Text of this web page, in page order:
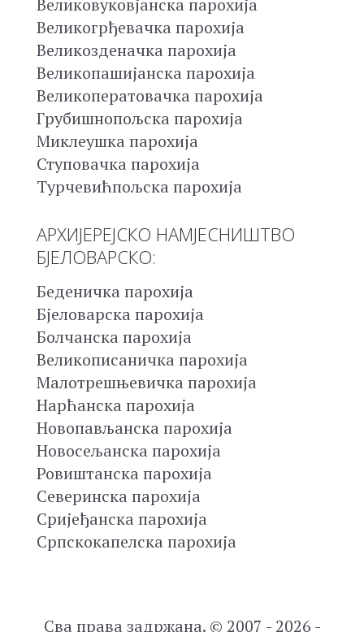
Великогрђевачка парохија
Великозденачка парохија
Великопашијанска парохија
Великоператовачка парохија
Грубишнопољска парохија
Миклеушка парохија
Ступовачка парохија
Турчевићпољска парохија
АРХИЈЕРЕЈСКО НАМЈЕСНИШТВО
БЈЕЛОВАРСКО:
Беденичка парохија
Бјеловарска парохија
Болчанска парохија
Великописаничка парохија
Малотрешњевичка парохија
Нарћанска парохија
Новопављанска парохија
Новосељанска парохија
Ровиштанска парохија
Северинска парохија
Сријеђанска парохија
Српскокапелска парохија
Сва права задржана. © 2007 - 2026 -